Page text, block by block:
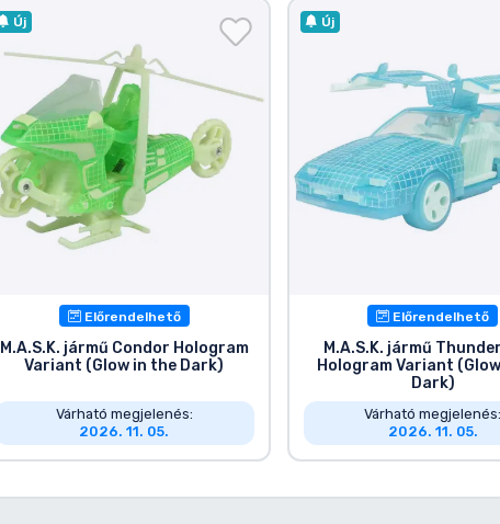
Új
Előrendelhető
M.A.S.K. jármű Condor Hologram
Variant (Glow in the Dark)
Várható megjelenés:
2026. 11. 05.
Új
Előrendelhető
M.A.S.K. jármű
Hologram Variant
Dark)
Várható megjelenés:
2026. 11. 05.